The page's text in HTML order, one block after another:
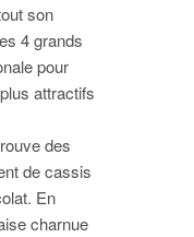
son
4 grands
pour
attractifs
des
de cassis
En
charnue